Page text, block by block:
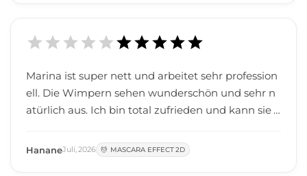
erempfehlen!
Marina ist super nett und arbeitet sehr profession
ell. Die Wimpern sehen wunderschön und sehr n
atürlich aus. Ich bin total zufrieden und kann sie j
HananeJuli,2026 MASCARA EFFECT 2D